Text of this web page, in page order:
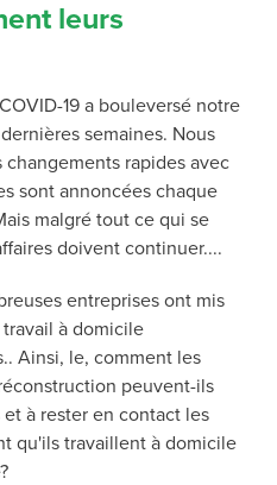
leurs
19a bouleversé notre
semaines. Nous
rapides avec
sont annoncées chaque
malgré tout ce qui se
doivent continuer....
entreprises ont mis
à domicile
. Ainsi, le, comment les
peuvent-ils
à rester en contact les
qu'ils travaillent à domicile
?